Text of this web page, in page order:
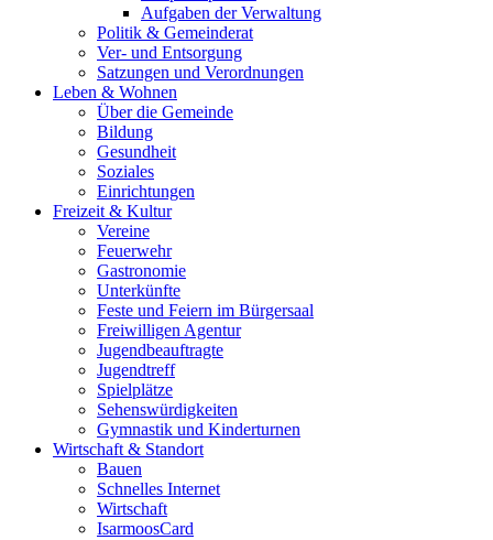
Aufgaben der Verwaltung
Politik & Gemeinderat
Ver- und Entsorgung
Satzungen und Verordnungen
Leben & Wohnen
Über die Gemeinde
Bildung
Gesundheit
Soziales
Einrichtungen
Freizeit & Kultur
Vereine
Feuerwehr
Gastronomie
Unterkünfte
Feste und Feiern im Bürgersaal
Freiwilligen Agentur
Jugendbeauftragte
Jugendtreff
Spielplätze
Sehenswürdigkeiten
Gymnastik und Kinderturnen
Wirtschaft & Standort
Bauen
Schnelles Internet
Wirtschaft
IsarmoosCard